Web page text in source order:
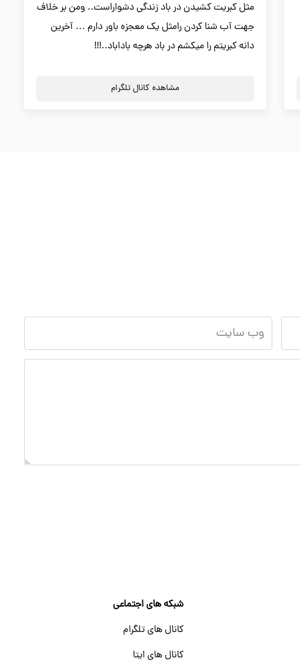
مثل کبریت کشیدن در باد زندگی دشواراست.. ومن بر خلاف
جهت آب شنا کردن رامثل یک معجزه باور دارم … آخرین
دانه کبریتم را میکشم در باد هرچه باداباد..!!!
مشاهده کانال تلگرام
شبکه های اجتماعی
کانال های تلگرام
کانال های ایتا